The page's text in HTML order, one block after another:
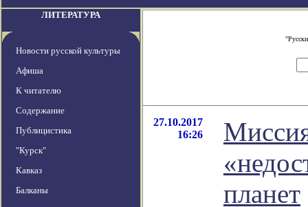
ЛИТЕРАТУРА
Новости русской культуры
Афиша
К читателю
Содержание
Публицистика
"Курск"
Кавказ
Балканы
27.10.2017
16:26
планет